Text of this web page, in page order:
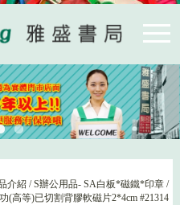
介紹 / S辦公用品- SA白板*磁鐵*印章 /
(高等)已切割背膠軟磁片2*4cm #21314